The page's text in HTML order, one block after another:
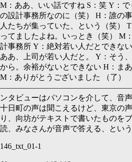
M： ああ、いい話ですね S： 笑 Y： で
の設計事務所なのに（笑） H： 誰の
人たちが集っていた、という（笑） T
ってましたよね。いっとき（笑） M：
計事務所 Y： 絶対若い人だとできな
ああ、上司が若い人だと。 Y： そう
から。余裕がないとできない H： ま
M： ありがとうございました （了）
ンタビューはパソコンを介して、音
十日町の声は聞こえるけど、東京の
り、向坊がテキストで書いたものを
読、みなさんが音声で答える、とい
146_txt_01-1